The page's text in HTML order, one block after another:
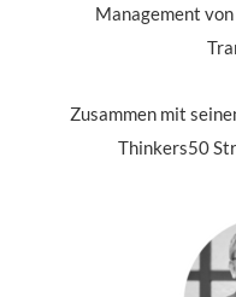
Management
Zusammen mit
Thinkers50